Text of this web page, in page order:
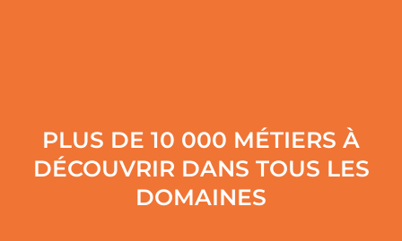
PLUS DE 10 000 MÉTIERS À
DÉCOUVRIR DANS TOUS LES
DOMAINES